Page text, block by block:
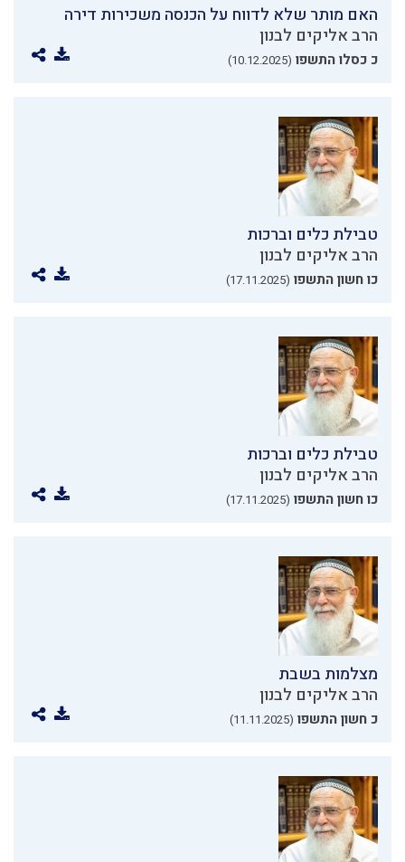
האם מותר שלא לדווח על הכנסה משכירות דירה
הרב אליקים לבנון
כ כסלו התשפו (10.12.2025)
טבילת כלים וברכות
הרב אליקים לבנון
כו חשון התשפו (17.11.2025)
טבילת כלים וברכות
הרב אליקים לבנון
כו חשון התשפו (17.11.2025)
מצלמות בשבת
הרב אליקים לבנון
כ חשון התשפו (11.11.2025)